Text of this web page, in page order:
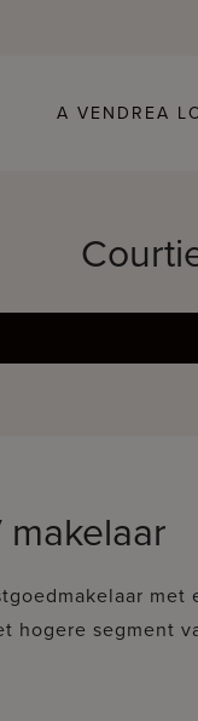
A VENDREA
hogere segment